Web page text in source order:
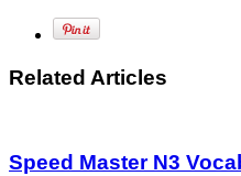
Related Articles
Speed Master N3